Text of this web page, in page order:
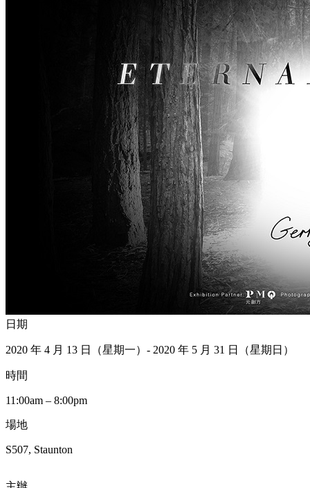
日期
2020 年 4 月 13 日（星期一）- 2020 年 5 月 31 日（星期日）
時間
11:00am – 8:00pm
場地
S507, Staunton